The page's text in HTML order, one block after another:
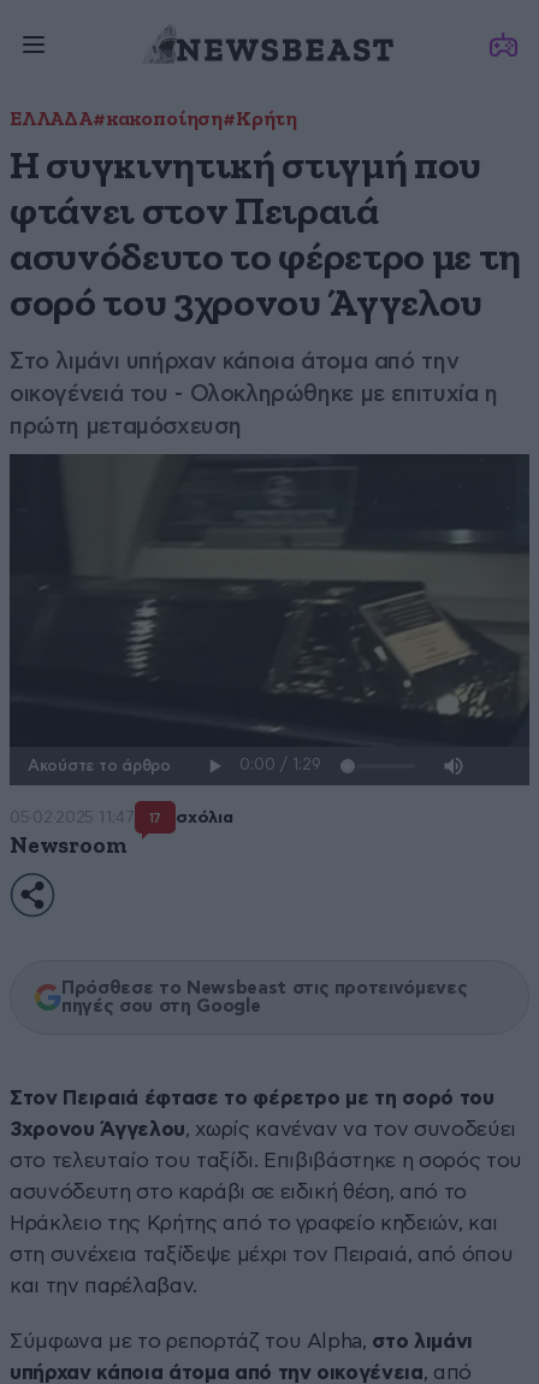
ΕΛΛΑΔΑ#κακοποίηση#Κρήτη
Η συγκινητική στιγμή που
φτάνει στον Πειραιά
ασυνόδευτο το φέρετρο με τη
σορό του 3χρονου Άγγελου
Στο λιμάνι υπήρχαν κάποια άτομα από την
οικογένειά του - Ολοκληρώθηκε με επιτυχία η
πρώτη μεταμόσχευση
Ακούστε το άρθρο
05·02·2025 11:47 17 σχόλια
Newsroom
Πρόσθεσε το Newsbeast στις προτεινόμενες
πηγές σου στη Google
Στον Πειραιά έφτασε το φέρετρο με τη σορό του
3χρονου Άγγελου, χωρίς κανέναν να τον συνοδεύει
στο τελευταίο του ταξίδι. Επιβιβάστηκε η σορός του
ασυνόδευτη στο καράβι σε ειδική θέση, από το
Ηράκλειο της Κρήτης από το γραφείο κηδειών, και
στη συνέχεια ταξίδεψε μέχρι τον Πειραιά, από όπου
και την παρέλαβαν.
Σύμφωνα με το ρεπορτάζ του Alpha, στο λιμάνι
υπήρχαν κάποια άτομα από την οικογένεια, από